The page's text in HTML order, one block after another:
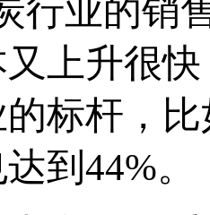
行业的销
上升很
标杆，
到44%。